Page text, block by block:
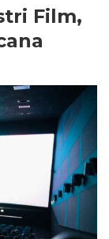
Film,